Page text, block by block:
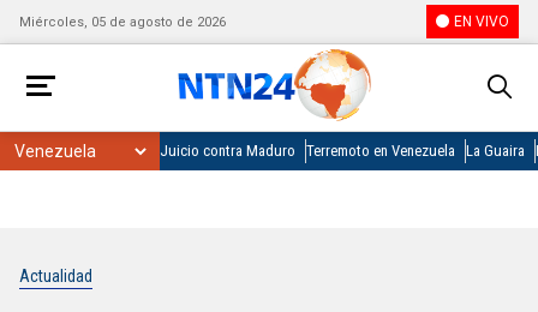
Miércoles, 05 de agosto de 2026 EN VIVO
Juicio contra Maduro Terremoto en Venezuela La Guaira
Actualidad